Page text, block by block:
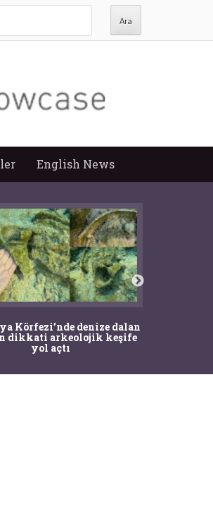
English News
Körfezi’nde denize dalan
dikkati arkeolojik keşife
yol açtı